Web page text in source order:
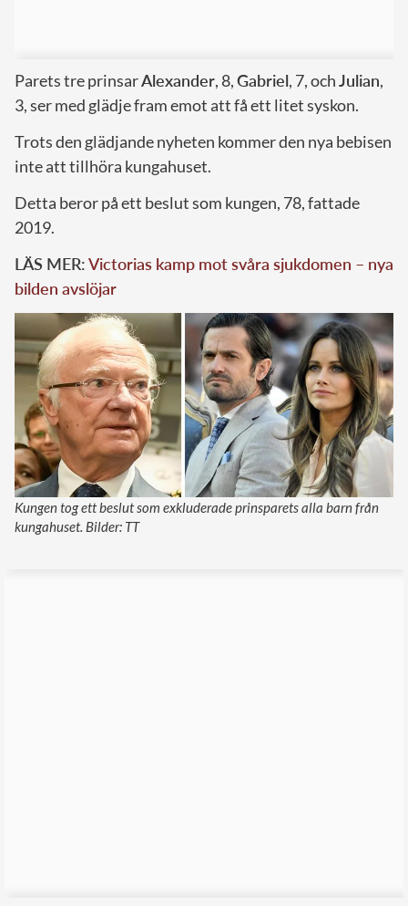
Parets tre prinsarAlexander, 8,Gabriel, 7, ochJulian,
3, ser med glädje fram emot att få ett litet syskon.
Trots den glädjande nyheten kommer den nya bebisen
inte att tillhöra kungahuset.
Detta beror på ett beslut som kungen, 78, fattade
2019.
LÄS MER:Victorias kamp mot svåra sjukdomen – nya
bilden avslöjar
Kungen tog ett beslut som exkluderade prinsparets alla barn från
kungahuset. Bilder: TT